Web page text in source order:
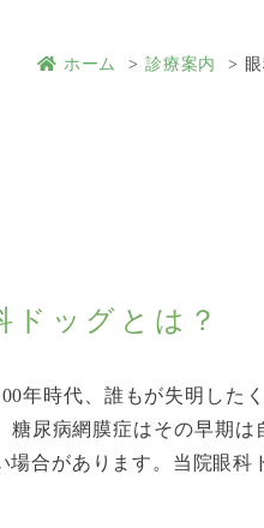
ホーム 診療案内
ドッグとは？
年時代、誰もが失明した
糖尿病網膜症はその早期
場合があります。当院眼科